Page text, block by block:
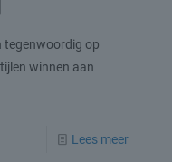
tegenwoordig op
winnen aan
Lees meer